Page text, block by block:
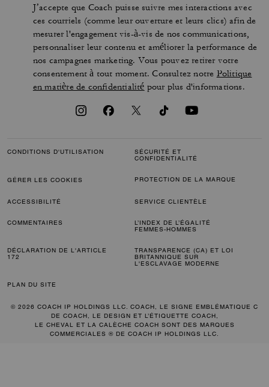
J’accepte que Coach puisse suivre mes interactions avec
ces courriels (comme leur ouverture et leurs clics) afin de
mesurer l'engagement vis-à-vis de nos communications,
personnaliser leur contenu et améliorer la performance de
nos campagnes marketing. Vous pouvez retirer votre
consentement à tout moment. Consultez notre Politique
en matière de confidentialité pour plus d'informations.
CONDITIONS D'UTILISATION
SÉCURITÉ ET
CONFIDENTIALITÉ
GÉRER LES COOKIES PROTECTION DE LA MARQUE
ACCESSIBILITÉ SERVICE CLIENTÈLE
COMMENTAIRES
L’INDEX DE L’ÉGALITÉ
FEMMES-HOMMES
DÉCLARATION DE L'ARTICLE
172
TRANSPARENCE (CA) ET LOI
BRITANNIQUE SUR
L'ESCLAVAGE MODERNE
PLAN DU SITE
© 2026 COACH IP HOLDINGS LLC. COACH, LE SIGNE EMBLÉMATIQUE C
DE COACH, LE DESIGN ET L’ÉTIQUETTE COACH,
LE CHEVAL ET LA CALÈCHE COACH SONT DES MARQUES
COMMERCIALES ® DE COACH IP HOLDINGS LLC.